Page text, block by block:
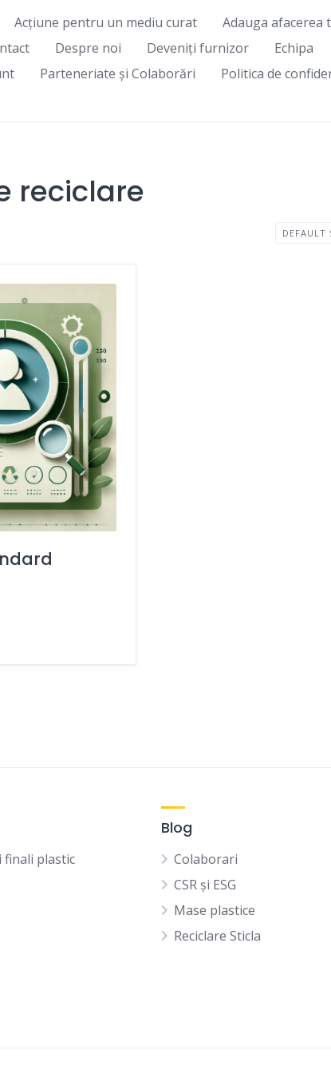
Acțiune pentru un mediu curat Adauga afacerea
Despre noi Deveniți furnizor Echipa
Parteneriate și Colaborări Politica de
reciclare
finali plastic
Blog
Colaborari
CSR și ESG
Mase plastice
Reciclare Sticla